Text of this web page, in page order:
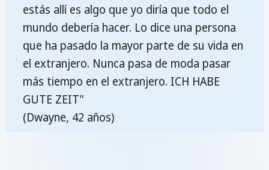
estás allí es algo que yo diría que todo el
mundo debería hacer. Lo dice una persona
que ha pasado la mayor parte de su vida en
el extranjero. Nunca pasa de moda pasar
más tiempo en el extranjero. ICH HABE
GUTE ZEIT"
(Dwayne, 42 años)